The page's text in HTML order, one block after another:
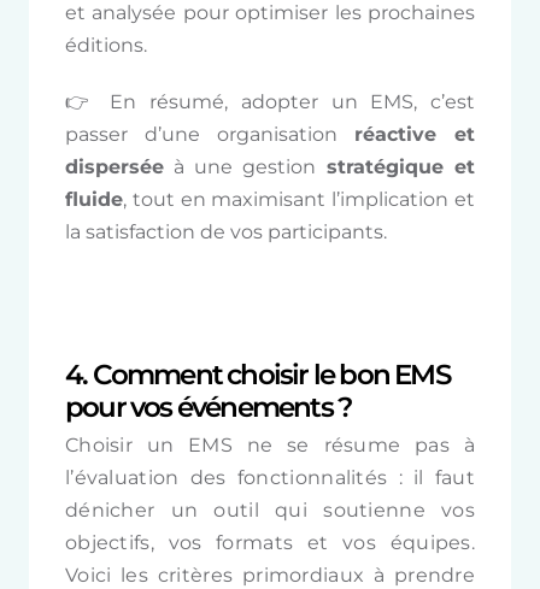
et analysée pour optimiser les prochaines
éditions.
👉 En résumé, adopter un EMS, c’est
passer d’une organisation réactive et
disperséeà une gestion stratégique et
fluide, tout en maximisant l’implication et
la satisfaction de vos participants.
4. Comment choisir le bon EMS
pour vos événements ?
Choisir un EMS ne se résume pas à
l’évaluation des fonctionnalités : il faut
dénicher un outil qui soutienne vos
objectifs, vos formats et vos équipes.
Voici les critères primordiaux à prendre